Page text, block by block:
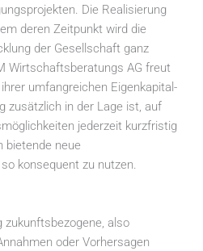
Die Realisierung
deren Zeitpunkt wird die
der Gesellschaft ganz
Wirtschaftsberatungs AG freut
umfangreichen Eigenkapital-
zusätzlich in der Lage ist, auf
jederzeit kurzfristig
bietende neue
konsequent zu nutzen.
also
oder Vorhersagen